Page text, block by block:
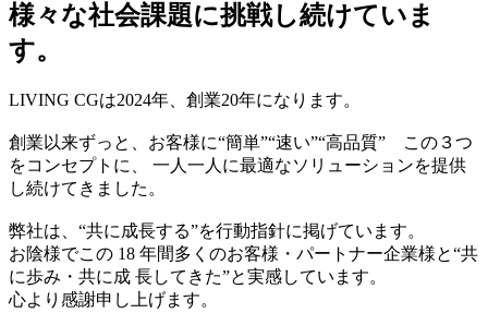
様々な社会課題に挑戦し続けていま
す。
LIVING CGは2024年、創業20年になります。
創業以来ずっと、お客様に“簡単”“速い”“高品質” この３つ
をコンセプトに、 一人一人に最適なソリューションを提供
し続けてきました。
弊社は、“共に成長する”を行動指針に掲げています。
お陰様でこの 18 年間多くのお客様・パートナー企業様と“共
に歩み・共に成 長してきた”と実感しています。
心より感謝申し上げます。